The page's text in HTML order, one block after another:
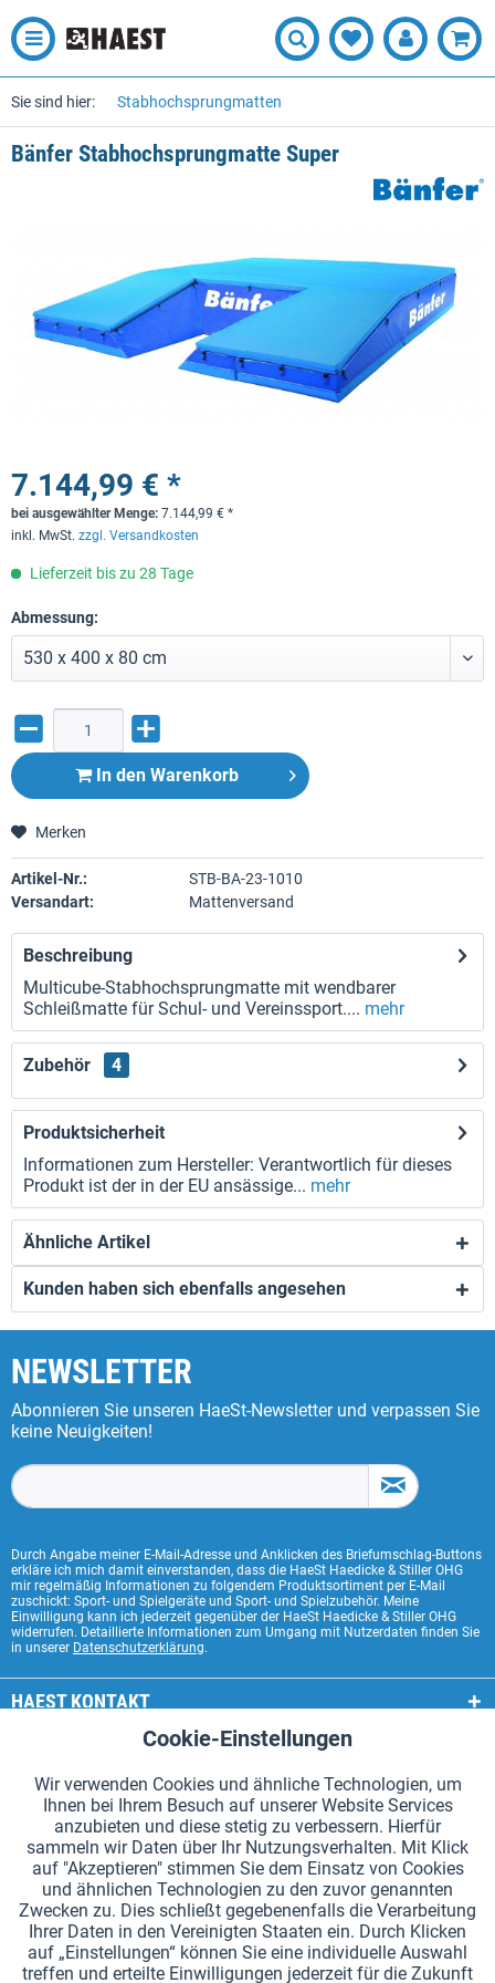
Sie sind hier: Stabhochsprungmatten
Bänfer Stabhochsprungmatte Super
7.144,99 € *
bei ausgewählter Menge: 7.144,99 € *
inkl. MwSt. zzgl. Versandkosten
Lieferzeit bis zu 28 Tage
Abmessung:
In den Warenkorb
Merken
Artikel-Nr.:
STB-BA-23-1010
Versandart:
Mattenversand
Beschreibung
Multicube-Stabhochsprungmatte mit wendbarer
Schleißmatte für Schul- und Vereinssport.... mehr
Zubehör 4
Produktsicherheit
Informationen zum Hersteller: Verantwortlich für dieses
Produkt ist der in der EU ansässige... mehr
Ähnliche Artikel
Kunden haben sich ebenfalls angesehen
NEWSLETTER
Abonnieren Sie unseren HaeSt-Newsletter und verpassen Sie
keine Neuigkeiten!
Durch Angabe meiner E-Mail-Adresse und Anklicken des Briefumschlag-Buttons
erkläre ich mich damit einverstanden, dass die HaeSt Haedicke & Stiller OHG
mir regelmäßig Informationen zu folgendem Produktsortiment per E-Mail
zuschickt: Sport- und Spielgeräte und Sport- und Spielzubehör. Meine
Einwilligung kann ich jederzeit gegenüber der HaeSt Haedicke & Stiller OHG
widerrufen. Detaillierte Informationen zum Umgang mit Nutzerdaten finden Sie
in unserer Datenschutzerklärung.
HAEST KONTAKT
HAEST SHOP SERVICE
ALLGEMEINE INFORMATIONEN
ZAHLUNGSARTEN
*Alle Preise inkl. Mehrwertsteuer zzgl.Versandkosten.
Cookie-Einstellungen Kataloge anfordern
Aktiv
Tracking Aktiv
Cookie-Einstellungen
Wir verwenden Cookies und ähnliche Technologien, um
Ihnen bei Ihrem Besuch auf unserer Website Services
anzubieten und diese stetig zu verbessern. Hierfür
sammeln wir Daten über Ihr Nutzungsverhalten. Mit Klick
auf "Akzeptieren" stimmen Sie dem Einsatz von Cookies
und ähnlichen Technologien zu den zuvor genannten
Zwecken zu. Dies schließt gegebenenfalls die Verarbeitung
Ihrer Daten in den Vereinigten Staaten ein. Durch Klicken
auf „Einstellungen“ können Sie eine individuelle Auswahl
treffen und erteilte Einwilligungen jederzeit für die Zukunft